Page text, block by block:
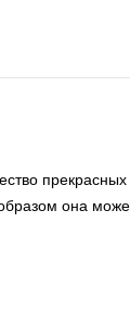
прекрасных
она